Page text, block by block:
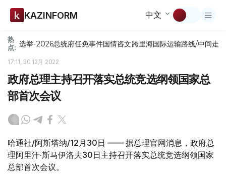
KAZINFORM 中文
热
点: 选举-2026总统府任免事件国情咨文跨里海国际运输路线/中间走廊
17:11, 30 12月 2022
政府总理主持召开落实总统竞选纲领国家总
部首次会议
哈通社/阿斯塔纳/12月30日 —— 据总理官网消息，政府总
理阿里汗·斯马伊洛夫30日主持召开落实总统竞选纲领国家
总部首次会议。